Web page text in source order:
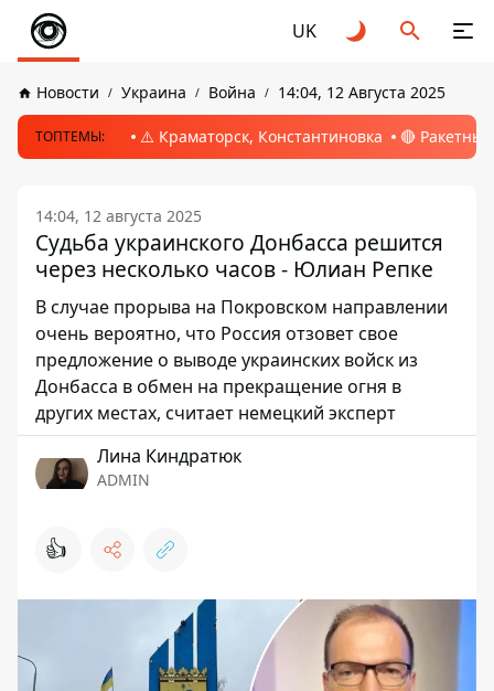
UK
Новости Украина Война 14:04, 12 Августа 2025
ТОПТЕМЫ: ⚠️ Краматорск, Константиновка 🔴
14:04, 12 августа 2025
Судьба украинского Донбасса решится
через несколько часов - Юлиан Репке
В случае прорыва на Покровском направлении
очень вероятно, что Россия отзовет свое
предложение о выводе украинских войск из
Донбасса в обмен на прекращение огня в
других местах, считает немецкий эксперт
Лина Киндратюк
ADMIN
👍